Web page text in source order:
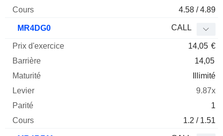
4.58 / 4.89
MR4DG0 CALL
14,05 €
14,05
Illimité
9.87x
1
1.2 / 1.51